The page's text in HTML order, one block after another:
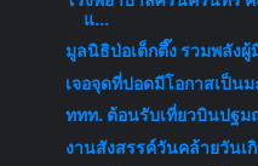
แ...
มูลนิธิป่อเต็กตึ๊ง รวมพลัง
เจอจุดที่ปอดมีโอกาสเป็นม
ททท. ต้อนรับเที่ยวบินปฐม
งานสังสรรค์วันคล้ายวันเ